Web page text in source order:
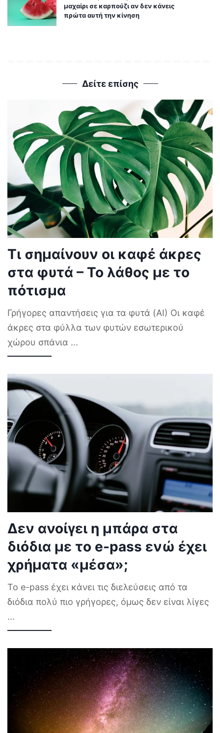
μαχαίρι σε καρπούζι αν δεν κάνεις
πρώτα αυτή την κίνηση
Δείτε επίσης
Τι σημαίνουν οι καφέ άκρες
στα φυτά – Το λάθος με το
πότισμα
Γρήγορες απαντήσεις για τα φυτά (AI) Οι καφέ
άκρες στα φύλλα των φυτών εσωτερικού
χώρου σπάνια ...
Δεν ανοίγει η μπάρα στα
διόδια με το e-pass ενώ έχει
χρήματα «μέσα»;
Το e-pass έχει κάνει τις διελεύσεις από τα
διόδια πολύ πιο γρήγορες, όμως δεν είναι λίγες
...